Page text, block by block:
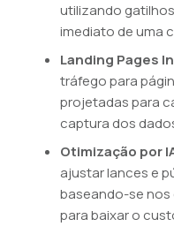
utilizando
imediato de uma
Landing Pages
tráfego para
projetadas para
captura dos
Otimização por
ajustar lances e
baseando-se
para baixar o